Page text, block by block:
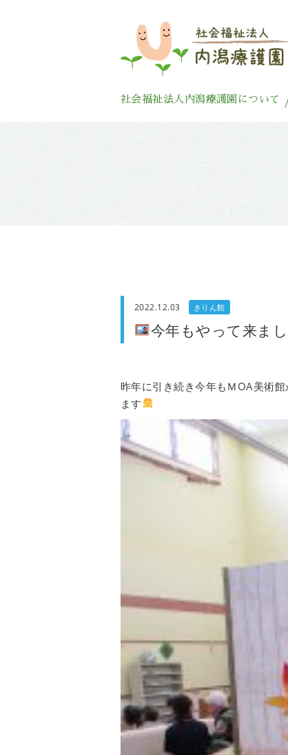
社会福祉法人内潟療護園について
2022.12.03 きりん館
今年もやって来ま
昨年に引き続き今年もＭОA美術
ます